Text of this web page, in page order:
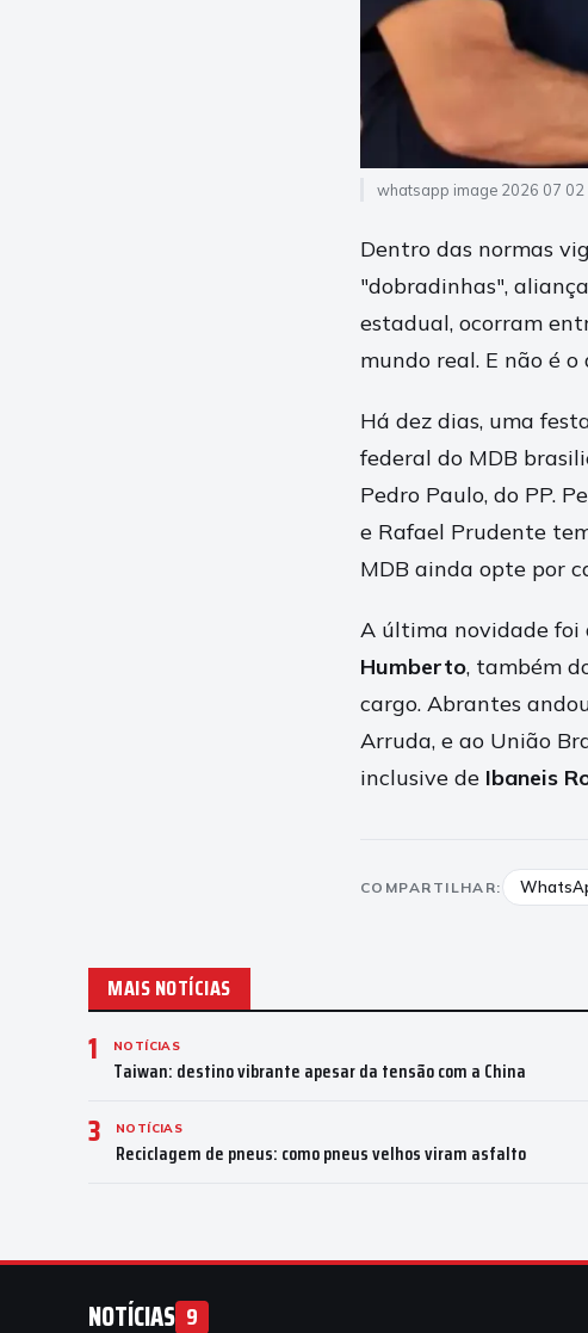
whatsapp image 2026 07 02
Dentro das normas
"dobradinhas",
estadual, ocorram
mundo real. E não é
Há dez dias, uma
federal do MDB
Pedro Paulo, do PP.
e Rafael Prudente
MDB ainda opte por
A última novidade foi
Humberto, também
cargo. Abrantes
Arruda, e ao União
inclusive de Ibaneis
COMPARTILHAR:
MAIS NOTÍCIAS
1 NOTÍCIAS
Taiwan: destino vibrante apesar da tensão com a China
3 NOTÍCIAS
Reciclagem de pneus: como pneus velhos viram asfalto
NOTÍCIAS 9